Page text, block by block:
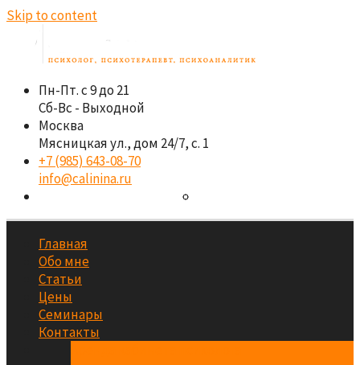
Skip to content
Пн-Пт. с 9 до 21
Сб-Вс - Выходной
Москва
Мясницкая ул., дом 24/7, с. 1
+7 (985) 643-08-70
info@calinina.ru
Главная
Обо мне
Статьи
Цены
Семинары
Контакты